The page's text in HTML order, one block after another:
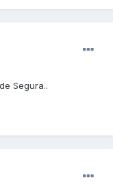
Segura..